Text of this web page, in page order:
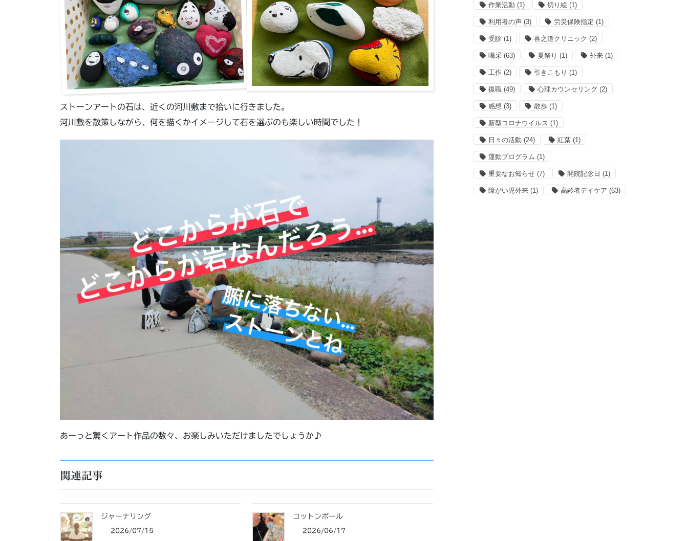
ストーンアートの石は、近くの河川敷まで拾いに行きました。
河川敷を散策しながら、何を描くかイメージして石を選ぶのも楽しい時間でした！
あーっと驚くアート作品の数々、お楽しみいただけましたでしょうか♪
関連記事
ジャーナリング
2026/07/15
コットンボール
2026/06/17
作業活動 (1) 切り絵 (1)
利用者の声 (3) 労災保険指定 (1)
受診 (1) 喜之道クリニック (2)
喝采 (63) 夏祭り (1) 外来 (1)
工作 (2) 引きこもり (1)
復職 (49) 心理カウンセリング (2)
感想 (3) 散歩 (1)
新型コロナウイルス (1)
日々の活動 (24) 紅葉 (1)
運動プログラム (1)
重要なお知らせ (7) 開院記念日 (1)
障がい児外来 (1) 高齢者デイケア (63)